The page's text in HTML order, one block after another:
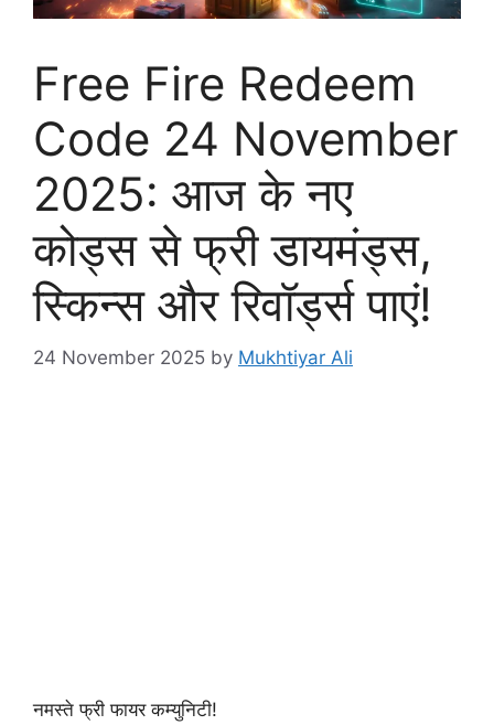
Free Fire Redeem
Code 24 November
2025: आज के नए
कोड्स से फ्री डायमंड्स,
स्किन्स और रिवॉर्ड्स पाएं!
24 November 2025 by Mukhtiyar Ali
नमस्ते फ्री फायर कम्युनिटी!